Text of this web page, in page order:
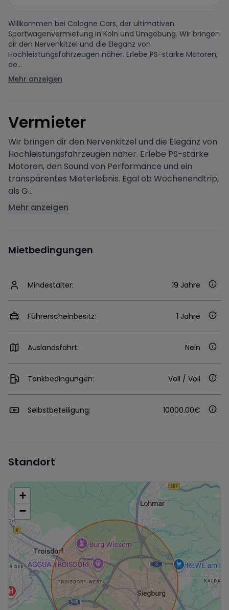
Willkommen bei Cologne Cars, der ultimativen
Sportwagenvermietung in Köln und Umgebung. Wir bringen
dir den Nervenkitzel und die Eleganz von
Hochleistungsfahrzeugen näher. Erlebe PS-starke Motoren,
de...
Mehr anzeigen
Vermieter
Wir bringen dir den Nervenkitzel und die Eleganz von
Hochleistungsfahrzeugen näher. Erlebe PS-starke
Motoren, den Sound von Performance und ein
transparentes Mieterlebnis. Egal ob Wochenendtrip,
als G...
Mehr anzeigen
Mietbedingungen
Mindestalter: 19 Jahre
Führerscheinbesitz: 1 Jahre
Auslandsfahrt: Nein
Tankbedingungen: Voll / Voll
Selbstbeteiligung: 10000.00€
Standort
+
−